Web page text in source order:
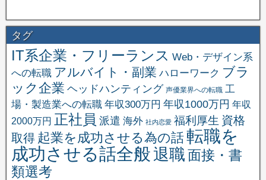
タグ
IT系企業・フリーランス Web・デザイン系
への転職 アルバイト・副業 ハローワーク ブラ
ック企業 ヘッドハンティング 声優業界への転職 工
場・製造業への転職 年収300万円 年収1000万円 年収
2000万円 正社員 派遣 海外 社内恋愛 福利厚生 資格
取得 起業を成功させる為の話転職を
成功させる話全般退職面接・書
類選考